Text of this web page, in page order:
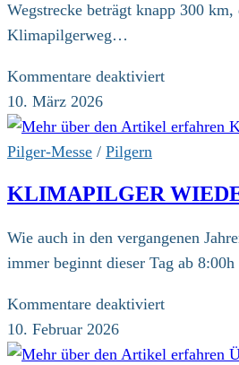
Wegstrecke beträgt knapp 300
Klimapilgerweg…
Kommentare deaktiviertfür
zum
geöffnet
10. März 2026
Pilger-Messe / Pilgern
KLIMAPILGER
Wie auch in den vergangenen
immer beginnt dieser Tag ab
Kommentare deaktiviertfür
wieder
10. Februar 2026